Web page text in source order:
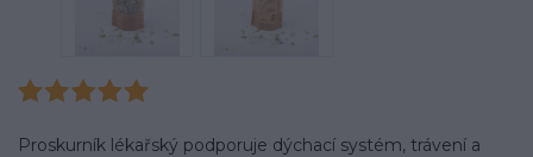
Proskurník lékařský podporuje dýchací systém, trávení a